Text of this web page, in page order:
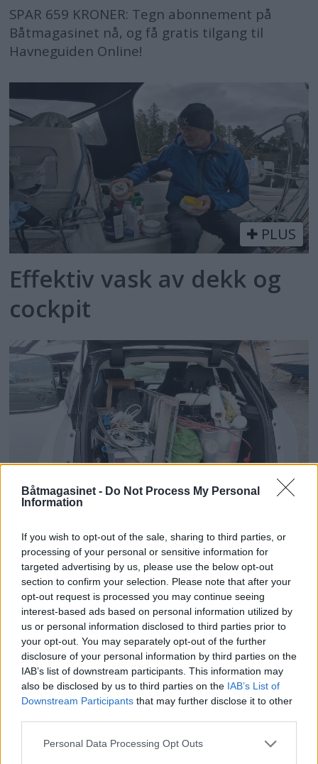
Båtmagasinet - Do Not Process My Personal
Information
If you wish to opt-out of the sale, sharing to third parties, or
processing of your personal or sensitive information for
targeted advertising by us, please use the below opt-out
section to confirm your selection. Please note that after your
opt-out request is processed you may continue seeing
interest-based ads based on personal information utilized by
us or personal information disclosed to third parties prior to
your opt-out. You may separately opt-out of the further
disclosure of your personal information by third parties on the
IAB’s list of downstream participants. This information may
also be disclosed by us to third parties on the IAB’s List of
Downstream Participants that may further disclose it to other
Personal Data Processing Opt Outs
SPAR 659 KRONER: Tegn abonnement på
Båtmagasinet nå, og få gratis tilgang til
Havneguiden Online!
PLUS
Effektiv vask av dekk og
cockpit
Huskeliste før vårpussen